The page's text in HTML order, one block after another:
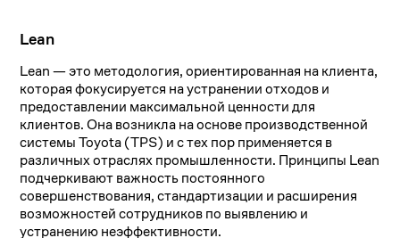
Lean
Lean — это методология, ориентированная на клиента,
которая фокусируется на устранении отходов и
предоставлении максимальной ценности для
клиентов. Она возникла на основе производственной
системы Toyota (TPS) и с тех пор применяется в
различных отраслях промышленности. Принципы Lean
подчеркивают важность постоянного
совершенствования, стандартизации и расширения
возможностей сотрудников по выявлению и
устранению неэффективности.